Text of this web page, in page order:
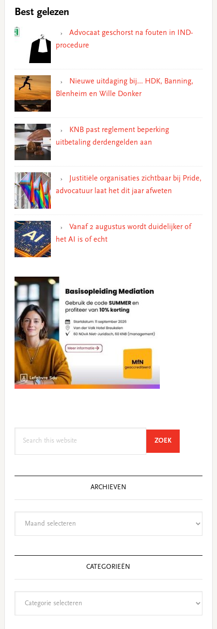
Best gelezen
Advocaat geschorst na fouten in IND-
procedure
Nieuwe uitdaging bij… HDK, Banning,
Blenheim en Wille Donker
KNB past reglement beperking
uitbetaling derdengelden aan
Justitiële organisaties zichtbaar bij Pride,
advocatuur laat het dit jaar afweten
Vanaf 2 augustus wordt duidelijker of
het AI is of echt
ZOEKSEARCH
ARCHIEVEN
CATEGORIEËN